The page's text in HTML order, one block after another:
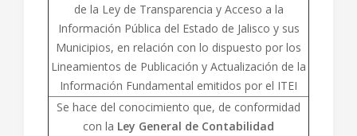
de la Ley de Transparencia y Acceso a la
Información Pública del Estado de Jalisco y sus
Municipios, en relación con lo dispuesto por los
Lineamientos de Publicación y Actualización de la
Información Fundamental emitidos por el ITEI
Se hace del conocimiento que, de conformidad
con la Ley General de Contabilidad